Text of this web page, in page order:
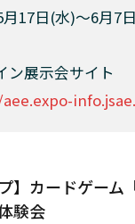
月17日(水)〜6月7
ン展示会サイト
】カードゲーム
験会